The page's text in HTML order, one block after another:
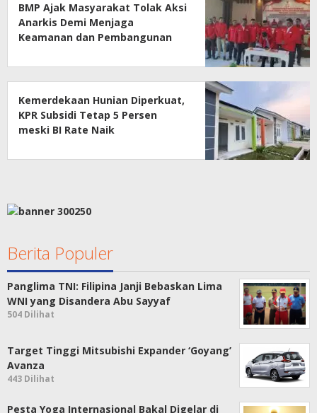
BMP Ajak Masyarakat Tolak Aksi
Anarkis Demi Menjaga
Keamanan dan Pembangunan
Kemerdekaan Hunian Diperkuat,
KPR Subsidi Tetap 5 Persen
meski BI Rate Naik
Berita Populer
Panglima TNI: Filipina Janji Bebaskan Lima
WNI yang Disandera Abu Sayyaf
504 Dilihat
Target Tinggi Mitsubishi Expander ‘Goyang’
Avanza
443 Dilihat
Pesta Yoga Internasional Bakal Digelar di